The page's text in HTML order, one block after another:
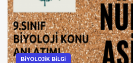
BİYOLOJİK BİLGİ